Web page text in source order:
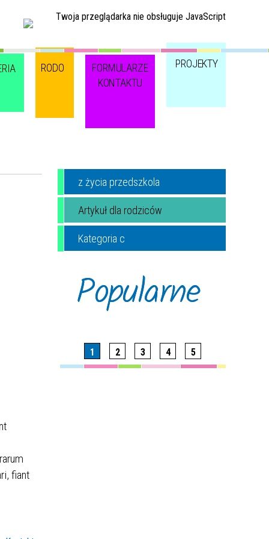
Twoja przeglądarka nie obsługuje JavaScript
RODO
FORMULARZE
KONTAKTU
PROJEKTY
fiant
z życia przedszkola
Artykuł dla rodziców
Kategoria c
Popularne
1 2 3 4 5